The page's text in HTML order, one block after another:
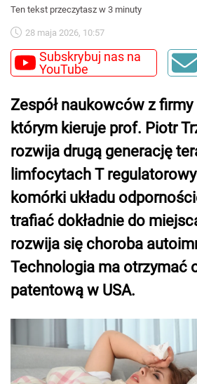
Ten tekst przeczytasz w 3 minuty
28 maja 2026, 10:57
Subskrybuj nas na
YouTube
Zespół naukowców z firmy
którym kieruje prof. Piotr
rozwija drugą generację
limfocytach T
komórki układu
trafiać dokładnie do
rozwija się choroba
Technologia ma otrzymać
patentową w USA.